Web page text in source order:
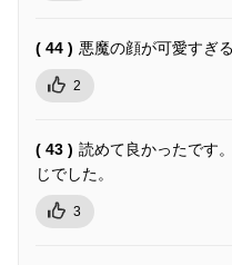
( 44 ) 悪魔の顔が可愛すぎる
2
( 43 ) 読めて良かったです
じでした。
3